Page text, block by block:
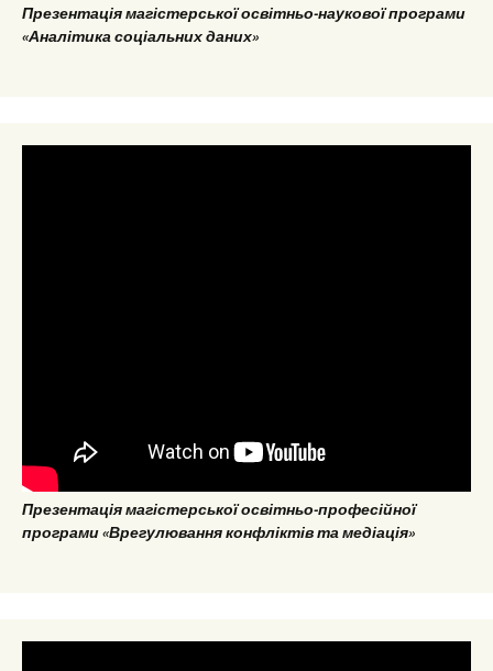
Презентація магістерської освітньо-наукової програми
«Аналітика соціальних даних»
Презентація магістерської освітньо-професійної
програми «Врегулювання конфліктів та медіація»